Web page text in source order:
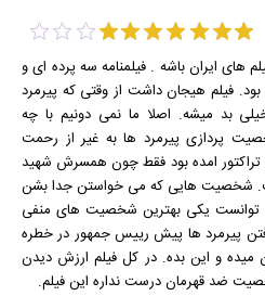
ایران باشه . فیلمنامه سه پرده ای و
بود. فیلم هیجان داشت از وقتی که پیرمرد
بد میشه. اصلا ما نمی دونیم با چه
پردازی پیرمرد ها به غیر از رحمت
امده بود فقط چون همسرش شهید
شخصیت هایی که می خواستن جدا بشن
توانست یکی بهترین شخصیت های منفی
پیرمرد ها پیش رییس جمهور در خطره
میده و این بده. در کل فیلم ارزش دیدن
ضد قهرمان درست نداره این فیلم.